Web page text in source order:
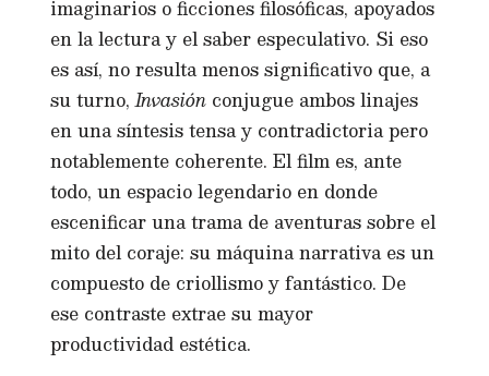
imaginarios o ficciones filosóficas, apoyados
en la lectura y el saber especulativo. Si eso
es así, no resulta menos significativo que, a
su turno,Invasión conjugue ambos linajes
en una síntesis tensa y contradictoria pero
notablemente coherente. El film es, ante
todo, un espacio legendario en donde
escenificar una trama de aventuras sobre el
mito del coraje: su máquina narrativa es un
compuesto de criollismo y fantástico. De
ese contraste extrae su mayor
productividad estética.